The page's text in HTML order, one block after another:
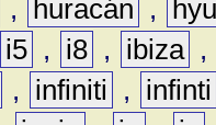
, huracán ,
i5 , i8 , ibiza ,
, infiniti , infinti